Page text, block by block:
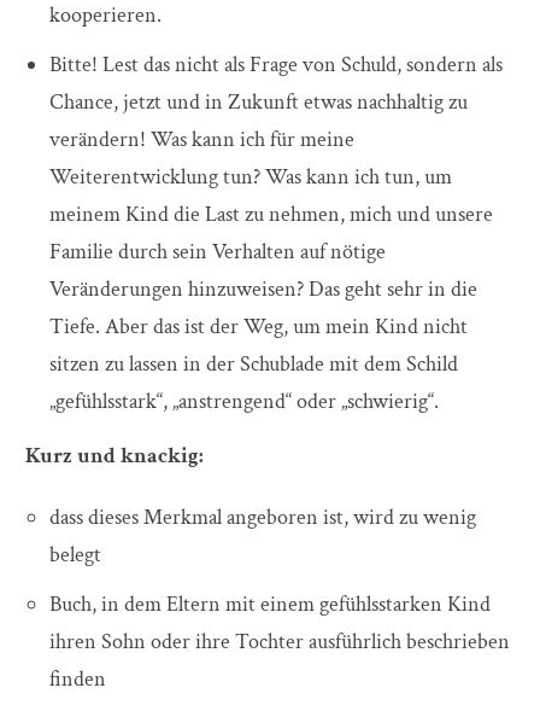
kooperieren.
Bitte! Lest das nicht als Frage von Schuld, sondern als
Chance, jetzt und in Zukunft etwas nachhaltig zu
verändern! Was kann ich für meine
Weiterentwicklung tun? Was kann ich tun, um
meinem Kind die Last zu nehmen, mich und unsere
Familie durch sein Verhalten auf nötige
Veränderungen hinzuweisen? Das geht sehr in die
Tiefe. Aber das ist der Weg, um mein Kind nicht
sitzen zu lassen in der Schublade mit dem Schild
„gefühlsstark“, „anstrengend“ oder „schwierig“.
Kurz und knackig:
dass dieses Merkmal angeboren ist, wird zu wenig
belegt
Buch, in dem Eltern mit einem gefühlsstarken Kind
ihren Sohn oder ihre Tochter ausführlich beschrieben
finden